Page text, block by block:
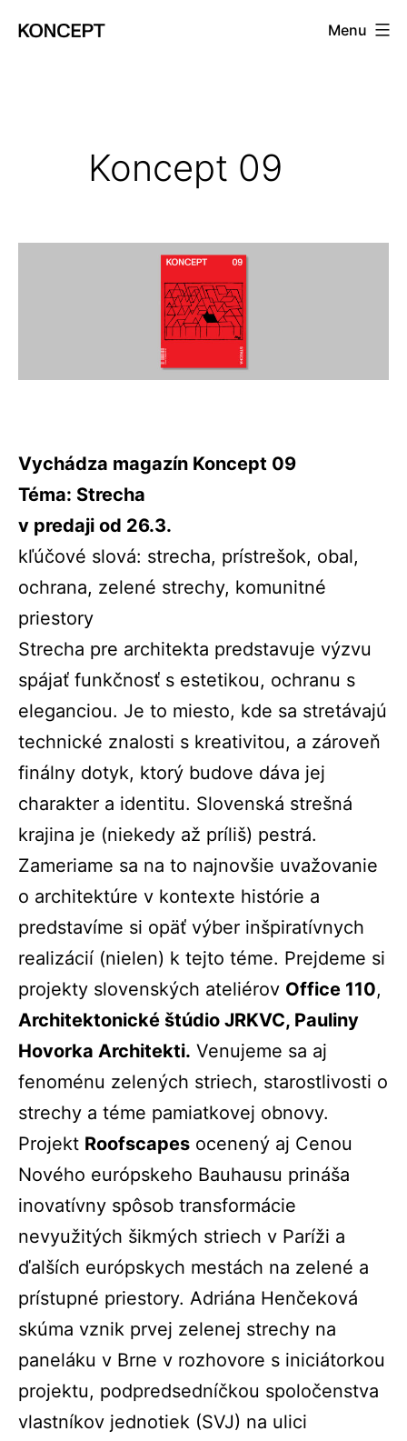
Menu
Koncept 09
Vychádza magazín Koncept 09
Téma: Strecha
v predaji od 26.3.
kľúčové slová: strecha, prístrešok, obal,
ochrana, zelené strechy, komunitné
priestory
Strecha pre architekta predstavuje výzvu
spájať funkčnosť s estetikou, ochranu s
eleganciou. Je to miesto, kde sa stretávajú
technické znalosti s kreativitou, a zároveň
finálny dotyk, ktorý budove dáva jej
charakter a identitu. Slovenská strešná
krajina je (niekedy až príliš) pestrá.
Zameriame sa na to najnovšie uvažovanie
o architektúre v kontexte histórie a
predstavíme si opäť výber inšpiratívnych
realizácií (nielen) k tejto téme. Prejdeme si
projekty slovenských ateliérov Office 110,
Architektonické štúdio JRKVC, Pauliny
Hovorka Architekti. Venujeme sa aj
fenoménu zelených striech, starostlivosti o
strechy a téme pamiatkovej obnovy.
Projekt Roofscapes ocenený aj Cenou
Nového európskeho Bauhausu prináša
inovatívny spôsob transformácie
nevyužitých šikmých striech v Paríži a
ďalších európskych mestách na zelené a
prístupné priestory. Adriána Henčeková
skúma vznik prvej zelenej strechy na
paneláku v Brne v rozhovore s iniciátorkou
projektu, podpredsedníčkou spoločenstva
vlastníkov jednotiek (SVJ) na ulici